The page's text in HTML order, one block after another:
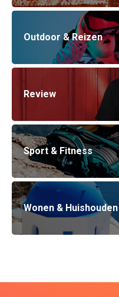
Outdoor & Reizen
Review
Sport & Fitness
Wonen & Huishouden